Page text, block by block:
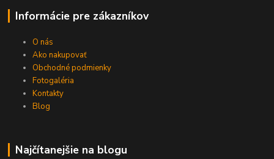
Informácie pre zákazníkov
O nás
Ako nakupovať
Obchodné podmienky
Fotogaléria
Kontakty
Blog
Najčítanejšie na blogu